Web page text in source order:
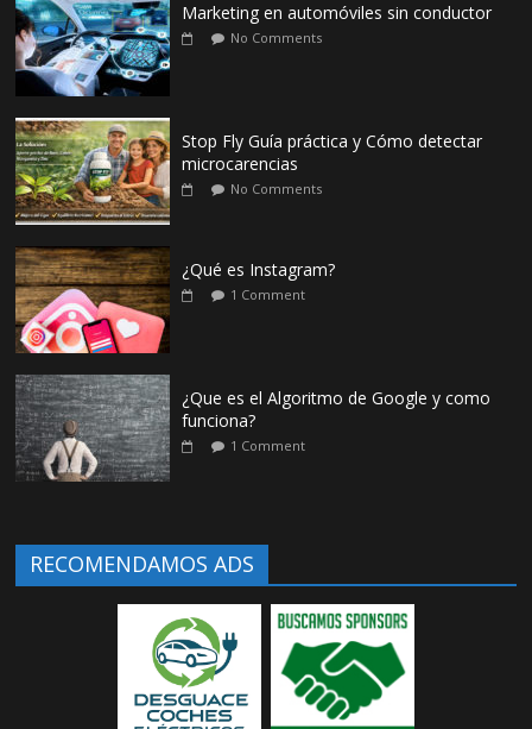
Marketing en automóviles sin conductor
No Comments
Stop Fly Guía práctica y Cómo detectar
microcarencias
No Comments
¿Qué es Instagram?
1 Comment
¿Que es el Algoritmo de Google y como
funciona?
1 Comment
RECOMENDAMOS ADS